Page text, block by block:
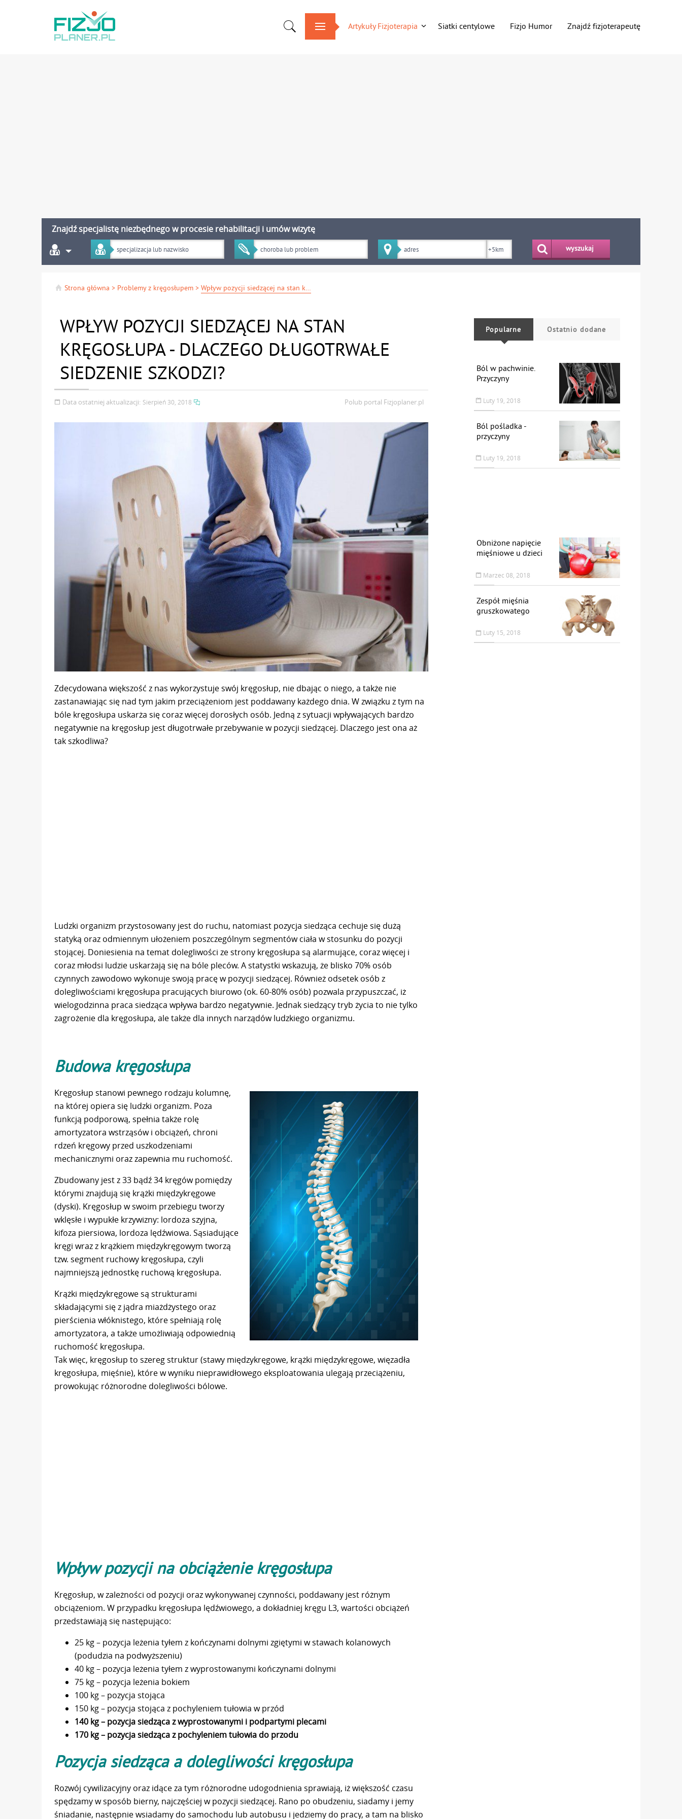
Artykuły Fizjoterapia Siatki centylowe Fizjo Humor Znajdź fizjoterapeutę
Znajdź specjalistę niezbędnego w procesie rehabilitacji i umów wizytę
wyszukaj
Strona główna > Problemy z kręgosłupem > Wpływ pozycji siedzącej na stan kręgosłupa - dlaczego długotrwałe siedzenie szkodzi?
WPŁYW POZYCJI SIEDZĄCEJ NA STAN
KRĘGOSŁUPA - DLACZEGO DŁUGOTRWAŁE
SIEDZENIE SZKODZI?
Data ostatniej aktualizacji: Sierpień 30, 2018 Polub portal Fizjoplaner.pl
Zdecydowana większość z nas wykorzystuje swój kręgosłup, nie dbając o niego, a także nie
zastanawiając się nad tym jakim przeciążeniom jest poddawany każdego dnia. W związku z tym na
bóle kręgosłupa uskarża się coraz więcej dorosłych osób. Jedną z sytuacji wpływających bardzo
negatywnie na kręgosłup jest długotrwałe przebywanie w pozycji siedzącej. Dlaczego jest ona aż
tak szkodliwa?
Ludzki organizm przystosowany jest do ruchu, natomiast pozycja siedząca cechuje się dużą
statyką oraz odmiennym ułożeniem poszczególnym segmentów ciała w stosunku do pozycji
stojącej. Doniesienia na temat dolegliwości ze strony kręgosłupa są alarmujące, coraz więcej i
coraz młodsi ludzie uskarżają się na bóle pleców. A statystki wskazują, że blisko 70% osób
czynnych zawodowo wykonuje swoją pracę w pozycji siedzącej. Również odsetek osób z
dolegliwościami kręgosłupa pracujących biurowo (ok. 60-80% osób) pozwala przypuszczać, iż
wielogodzinna praca siedząca wpływa bardzo negatywnie. Jednak siedzący tryb życia to nie tylko
zagrożenie dla kręgosłupa, ale także dla innych narządów ludzkiego organizmu.
Budowa kręgosłupa
Kręgosłup stanowi pewnego rodzaju kolumnę,
na której opiera się ludzki organizm. Poza
funkcją podporową, spełnia także rolę
amortyzatora wstrząsów i obciążeń, chroni
rdzeń kręgowy przed uszkodzeniami
mechanicznymi oraz zapewnia mu ruchomość.
Zbudowany jest z 33 bądź 34 kręgów pomiędzy
którymi znajdują się krążki międzykręgowe
(dyski). Kręgosłup w swoim przebiegu tworzy
wklęsłe i wypukłe krzywizny: lordoza szyjna,
kifoza piersiowa, lordoza lędźwiowa. Sąsiadujące
kręgi wraz z krążkiem międzykręgowym tworzą
tzw. segment ruchowy kręgosłupa, czyli
najmniejszą jednostkę ruchową kręgosłupa.
Krążki międzykręgowe są strukturami
składającymi się z jądra miażdżystego oraz
pierścienia włóknistego, które spełniają rolę
amortyzatora, a także umożliwiają odpowiednią
ruchomość kręgosłupa.
Tak więc, kręgosłup to szereg struktur (stawy międzykręgowe, krążki międzykręgowe, więzadła
kręgosłupa, mięśnie), które w wyniku nieprawidłowego eksploatowania ulegają przeciążeniu,
prowokując różnorodne dolegliwości bólowe.
Wpływ pozycji na obciążenie kręgosłupa
Kręgosłup, w zależności od pozycji oraz wykonywanej czynności, poddawany jest różnym
obciążeniom. W przypadku kręgosłupa lędźwiowego, a dokładniej kręgu L3, wartości obciążeń
przedstawiają się następująco:
25 kg – pozycja leżenia tyłem z kończynami dolnymi zgiętymi w stawach kolanowych
(podudzia na podwyższeniu)
40 kg – pozycja leżenia tyłem z wyprostowanymi kończynami dolnymi
75 kg – pozycja leżenia bokiem
100 kg – pozycja stojąca
150 kg – pozycja stojąca z pochyleniem tułowia w przód
140 kg – pozycja siedząca z wyprostowanymi i podpartymi plecami
170 kg – pozycja siedząca z pochyleniem tułowia do przodu
Pozycja siedząca a dolegliwości kręgosłupa
Rozwój cywilizacyjny oraz idące za tym różnorodne udogodnienia sprawiają, iż większość czasu
spędzamy w sposób bierny, najczęściej w pozycji siedzącej. Rano po obudzeniu, siadamy i jemy
śniadanie, następnie wsiadamy do samochodu lub autobusu i jedziemy do pracy, a tam na blisko
Popularne Ostatnio dodane
Ból w pachwinie.
Przyczyny
Luty 19, 2018
Ból pośladka -
przyczyny
Luty 19, 2018
Obniżone napięcie
mięśniowe u dzieci
Marzec 08, 2018
Zespół mięśnia
gruszkowatego
Luty 15, 2018